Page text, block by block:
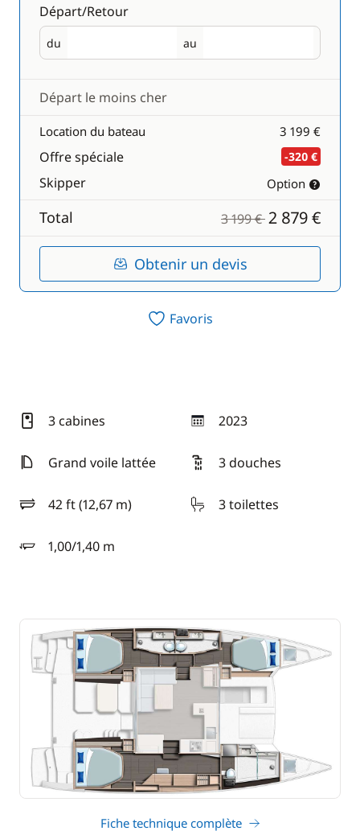
Départ/Retour
du
Départ au
Retour
Départ le moins cher
Location du bateau 3 199 €
Offre spéciale -320 €
Skipper Option
Total 3 199 €2 879 €
Obtenir un devis
Favoris
3 cabines 2023
année
Grand voile lattée
3 douches
42 ft (12,67 m)
longueur 3 toilettes
1,00/1,40 m
tirant d'eau
Fiche technique complète